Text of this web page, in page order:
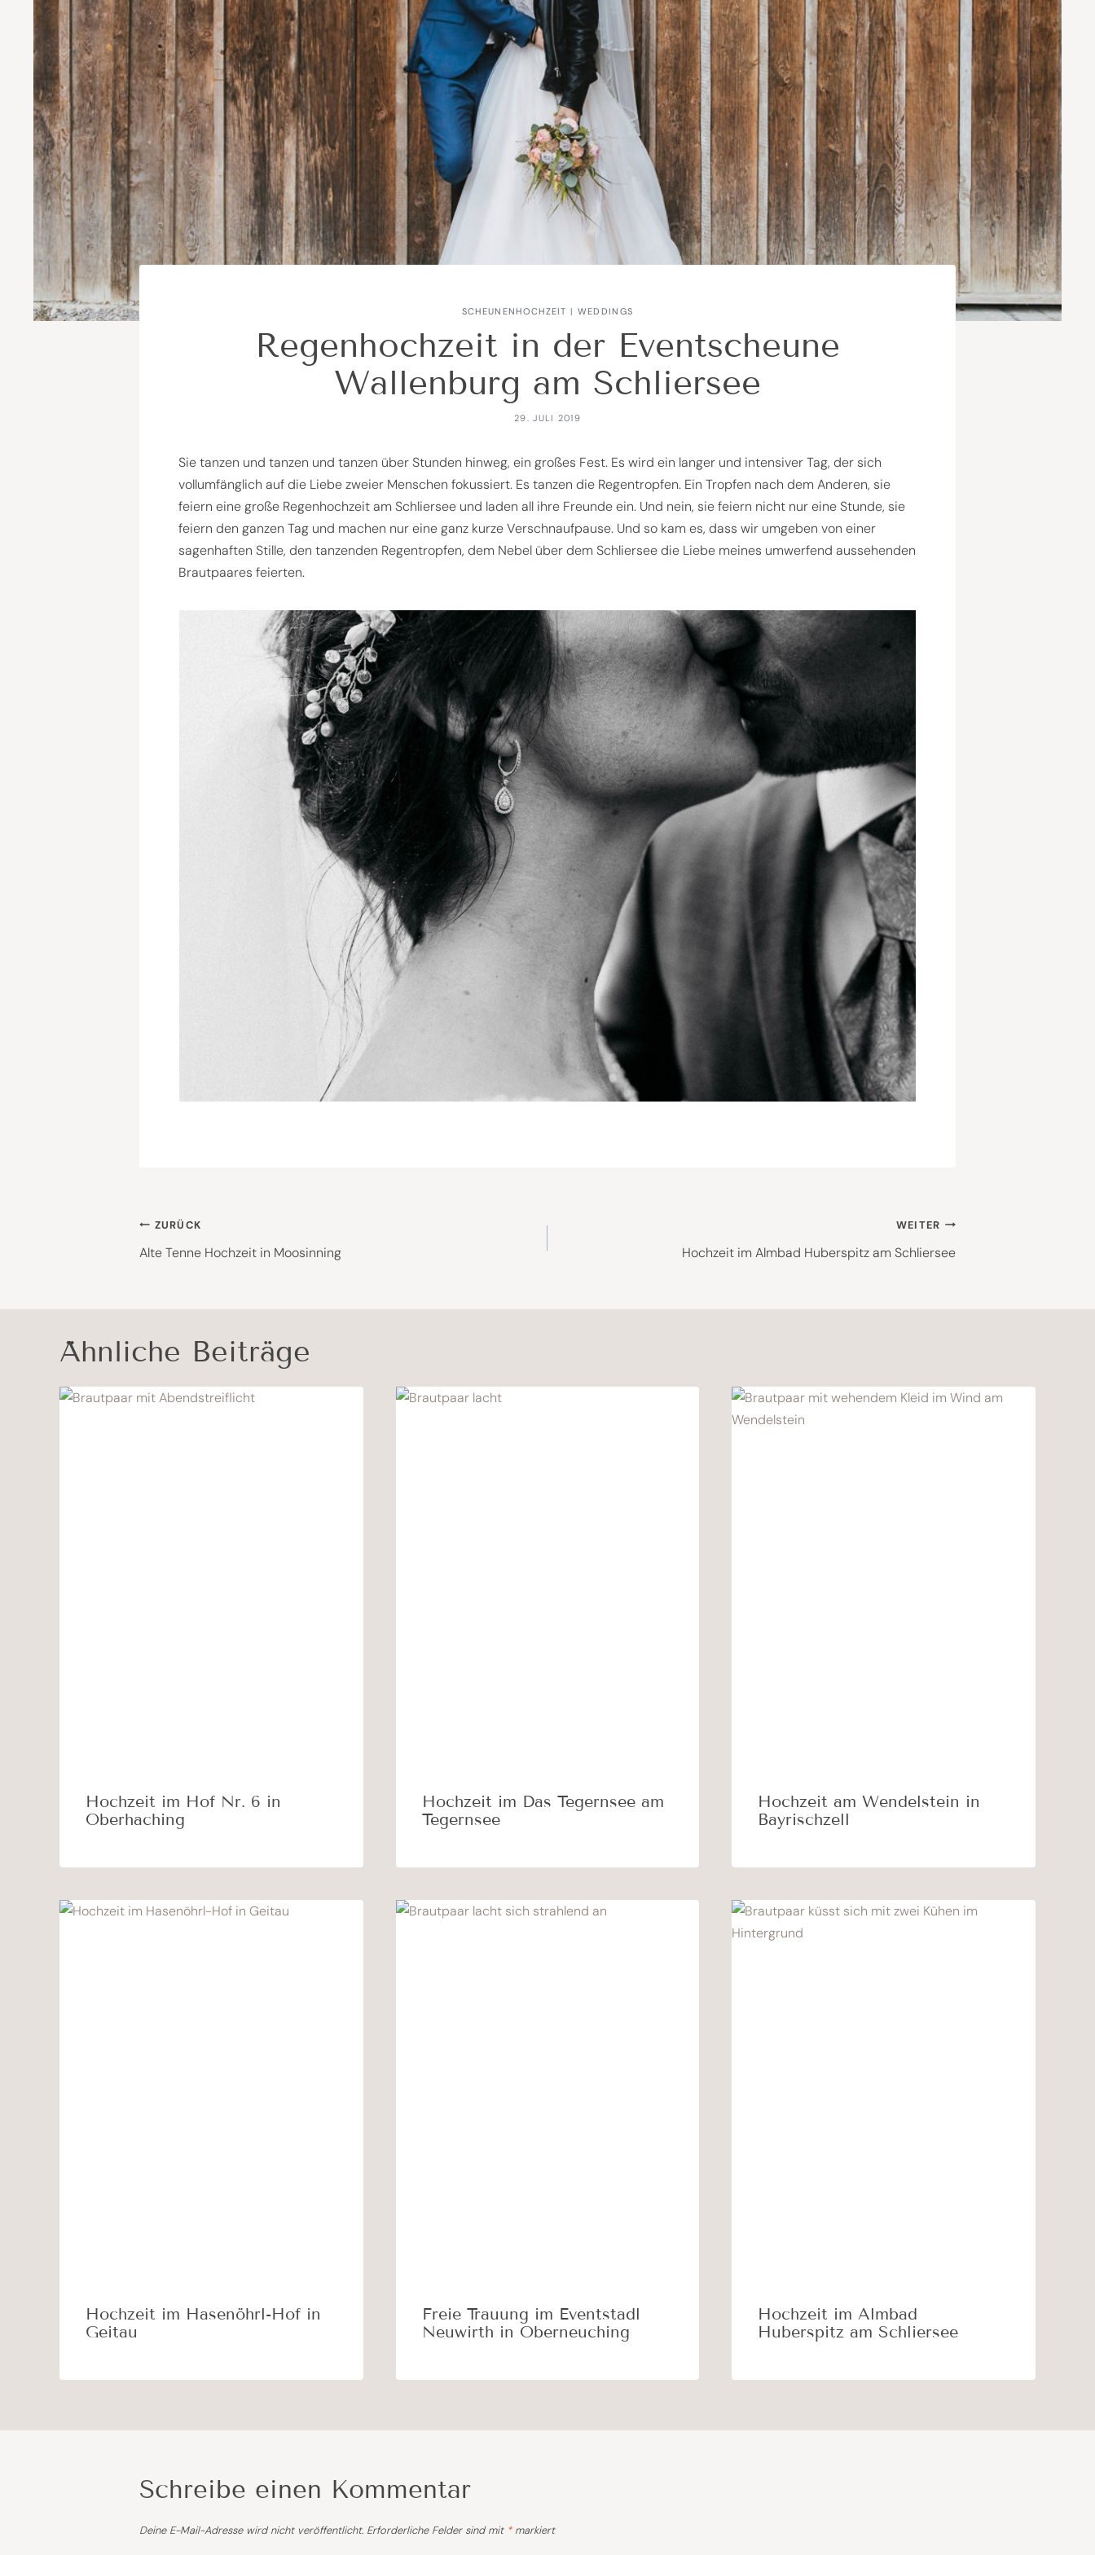
SCHEUNENHOCHZEIT | WEDDINGS
Regenhochzeit in der Eventscheune
Wallenburg am Schliersee
29. JULI 2019
Sie tanzen und tanzen und tanzen über Stunden hinweg, ein großes Fest. Es wird ein langer und intensiver Tag, der sich
vollumfänglich auf die Liebe zweier Menschen fokussiert. Es tanzen die Regentropfen. Ein Tropfen nach dem Anderen, sie
feiern eine große Regenhochzeit am Schliersee und laden all ihre Freunde ein. Und nein, sie feiern nicht nur eine Stunde, sie
feiern den ganzen Tag und machen nur eine ganz kurze Verschnaufpause. Und so kam es, dass wir umgeben von einer
sagenhaften Stille, den tanzenden Regentropfen, dem Nebel über dem Schliersee die Liebe meines umwerfend aussehenden
Brautpaares feierten.
Beitragsnavigation
ZURÜCK
Alte Tenne Hochzeit in Moosinning
WEITER
Hochzeit im Almbad Huberspitz am Schliersee
Ähnliche Beiträge
Hochzeit im Hof Nr. 6 in
Oberhaching
Hochzeit im Das Tegernsee am
Tegernsee
Hochzeit am Wendelstein in
Bayrischzell
Hochzeit im Hasenöhrl-Hof in
Geitau
Freie Trauung im Eventstadl
Neuwirth in Oberneuching
Hochzeit im Almbad
Huberspitz am Schliersee
Schreibe einen Kommentar
Deine E-Mail-Adresse wird nicht veröffentlicht. Erforderliche Felder sind mit *markiert